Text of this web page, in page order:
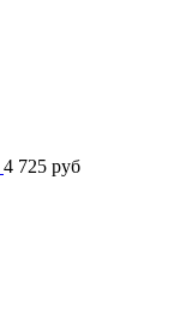
4 725 руб